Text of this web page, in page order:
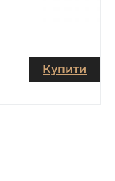
Купити